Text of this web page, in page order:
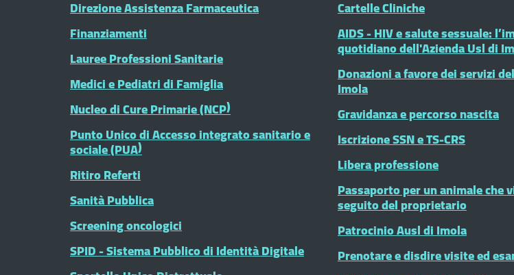
Direzione Assistenza Farmaceutica
Finanziamenti
Lauree Professioni Sanitarie
Medici e Pediatri di Famiglia
Nucleo di Cure Primarie (NCP)
Punto Unico di Accesso integrato sanitario e
sociale (PUA)
Ritiro Referti
Sanità Pubblica
Screening oncologici
SPID - Sistema Pubblico di Identità Digitale
Cartelle Cliniche
AIDS - HIV e salute sessuale:
quotidiano dell'Azienda Usl di
Donazioni a favore dei servizi
Imola
Gravidanza e percorso nascita
Iscrizione SSN e TS-CRS
Libera professione
Passaporto per un animale che
seguito del proprietario
Patrocinio Ausl di Imola
Prenotare e disdire visite ed